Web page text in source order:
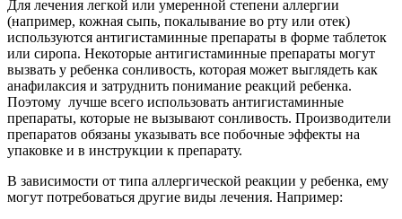
Для лечения легкой или умеренной степени аллергии
(например, кожная сыпь, покалывание во рту или отек)
используются антигистаминные препараты в форме таблеток
или сиропа. Некоторые антигистаминные препараты могут
вызвать у ребенка сонливость, которая может выглядеть как
анафилаксия и затруднить понимание реакций ребенка.
Поэтому лучше всего использовать антигистаминные
препараты, которые не вызывают сонливость. Производители
препаратов обязаны указывать все побочные эффекты на
упаковке и в инструкции к препарату.
В зависимости от типа аллергической реакции у ребенка, ему
могут потребоваться другие виды лечения. Например: